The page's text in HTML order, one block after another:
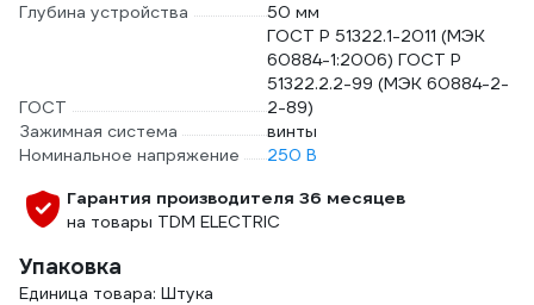
Глубина устройства
50 мм
ГОСТ
ГОСТ Р 51322.1-2011 (МЭК
60884-1:2006) ГОСТ Р
51322.2.2-99 (МЭК 60884-2-
2-89)
Зажимная система
винты
Номинальное напряжение
250 В
Гарантия производителя 36 месяцев
на товары TDM ELECTRIC
Упаковка
Единица товара: Штука